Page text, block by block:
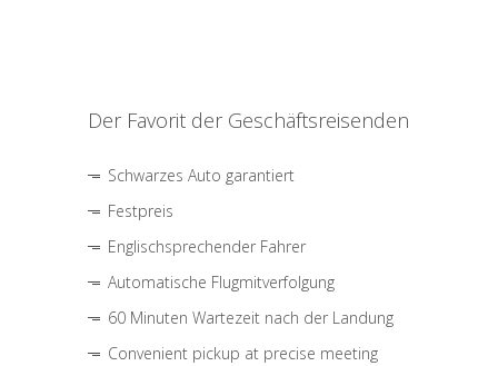
Der Favorit der Geschäftsreisenden
Schwarzes Auto garantiert
Festpreis
Englischsprechender Fahrer
Automatische Flugmitverfolgung
60 Minuten Wartezeit nach der Landung
Convenient pickup at precise meeting